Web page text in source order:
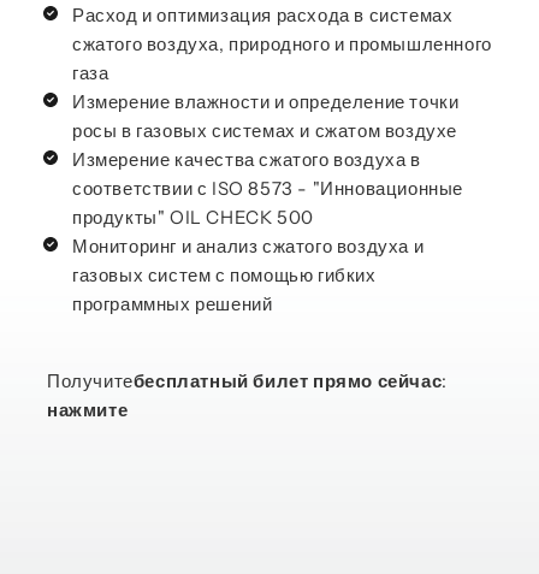
Расход и оптимизация расхода в системах
сжатого воздуха, природного и промышленного
газа
Измерение влажности и определение точки
росы в газовых системах и сжатом воздухе
Измерение качества сжатого воздуха в
соответствии с ISO 8573 - "Инновационные
продукты" OIL CHECK 500
Мониторинг и анализ сжатого воздуха и
газовых систем с помощью гибких
программных решений
Получитебесплатный билет прямо сейчас:
нажмите